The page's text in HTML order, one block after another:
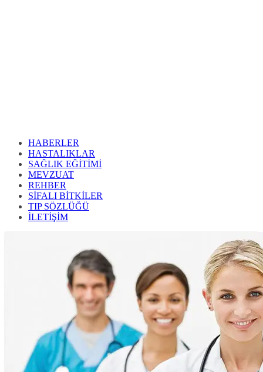
HABERLER
HASTALIKLAR
SAĞLIK EĞİTİMİ
MEVZUAT
REHBER
SİFALI BİTKİLER
TIP SÖZLÜĞÜ
İLETİŞİM